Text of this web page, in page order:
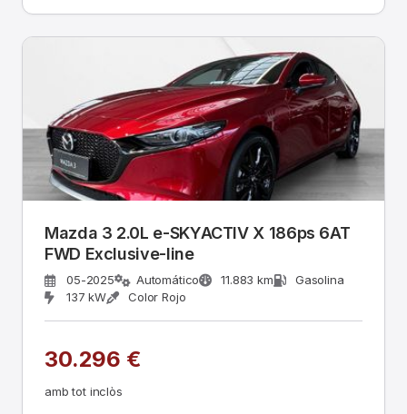
Mazda 3 2.0L e-SKYACTIV X 186ps 6AT
FWD Exclusive-line
05-2025 Automático 11.883 km
Gasolina
137 kW
Color Rojo
30.296 €
amb tot inclòs